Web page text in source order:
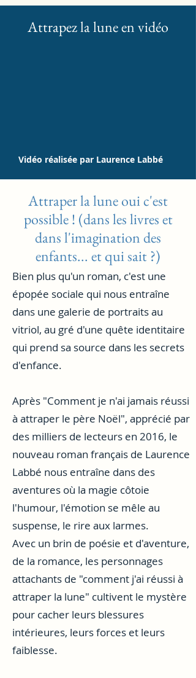
Attrapez la lune en vidéo
Vidéo réalisée par Laurence Labbé
Attraper la lune oui c'est
possible ! (dans les livres et
dans l'imagination des
enfants... et qui sait ?)
Bien plus qu'un roman, c'est une
épopée sociale qui nous entraîne
dans une galerie de portraits au
vitriol, au gré d'une quête identitaire
qui prend sa source dans les secrets
d'enfance.
Après "Comment je n'ai jamais réussi
à attraper le père Noël", apprécié par
des milliers de lecteurs en 2016, le
nouveau roman français de Laurence
Labbé nous entraîne dans des
aventures où la magie côtoie
l'humour, l'émotion se mêle au
suspense, le rire aux larmes.
Avec un brin de poésie et d'aventure,
de la romance, les personnages
attachants de "comment j'ai réussi à
attraper la lune" cultivent le mystère
pour cacher leurs blessures
intérieures, leurs forces et leurs
faiblesse.